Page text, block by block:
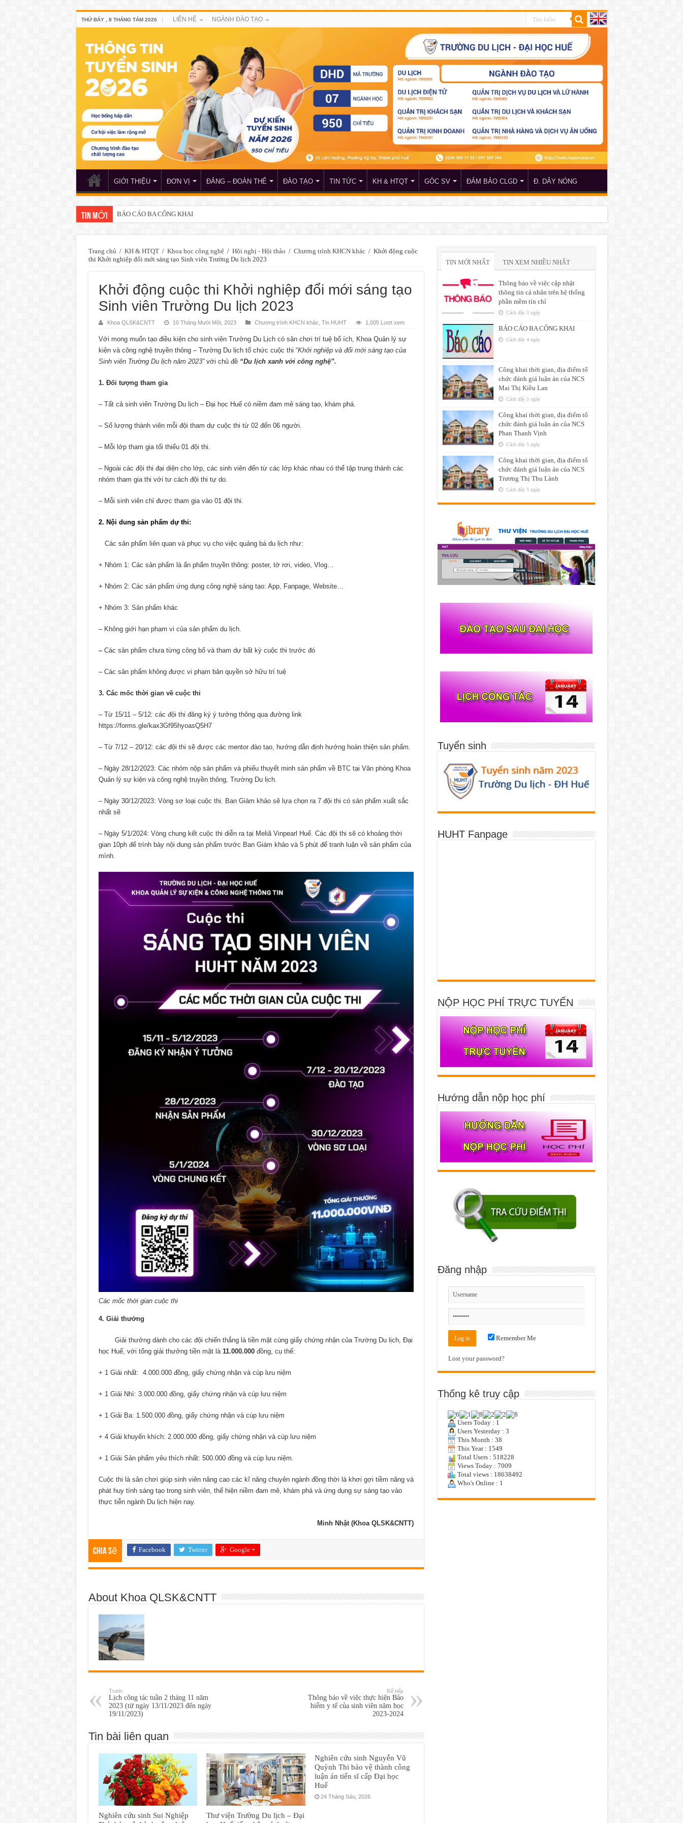
THỨ BẢY , 8 THÁNG TÁM 2026 LIÊN HỆ NGÀNH ĐÀO TẠO
GIỚI THIỆU ĐƠN VỊ ĐẢNG – ĐOÀN THỂ ĐÀO TẠO TIN TỨC KH & HTQT GÓC SV ĐẢM BẢO CLGD Đ. DÂY NÓNG
TIN MỚI Thông báo về việc xét chọn sinh viên đề nghị nhận học bổng của doanh nhân Lê Xuân Hoàng và Hội đồng hương Huế tại TP Hồ Chí Minh
Trang chủ / KH & HTQT / Khoa học công nghệ / Hội nghị - Hội thảo / Chương trình KHCN khác / Khởi động cuộc
thi Khởi nghiệp đổi mới sáng tạo Sinh viên Trường Du lịch 2023
Khởi động cuộc thi Khởi nghiệp đổi mới sáng tạo
Sinh viên Trường Du lịch 2023
Khoa QLSK&CNTT 10 Tháng Mười Một, 2023 Chương trình KHCN khác Tin HUHT 1,005 Lượt xem
Với mong muốn tạo điều kiện cho sinh viên Trường Du Lịch có sân chơi trí tuệ bổ ích, Khoa Quản lý sự
kiện và công nghệ truyền thông – Trường Du lịch tổ chức cuộc thi “Khởi nghiệp và đổi mới sáng tạo của
Sinh viên Trường Du lịch năm 2023”với chủ đề “Du lịch xanh với công nghệ”.
1. Đối tượng tham gia
– Tất cả sinh viên Trường Du lịch – Đại học Huế có niềm đam mê sáng tạo, khám phá.
– Số lượng thành viên mỗi đội tham dự cuộc thi từ 02 đến 06 người.
– Mỗi lớp tham gia tối thiểu 01 đội thi.
– Ngoài các đội thi đại diện cho lớp, các sinh viên đến từ các lớp khác nhau có thể tập trung thành các
nhóm tham gia thi với tư cách đội thi tự do.
– Mỗi sinh viên chỉ được tham gia vào 01 đội thi.
2. Nội dung sản phẩm dự thi:
Các sản phẩm liên quan và phục vụ cho việc quảng bá du lịch như:
+ Nhóm 1: Các sản phẩm là ấn phẩm truyền thông: poster, tờ rơi, video, Vlog…
+ Nhóm 2: Các sản phẩm ứng dụng công nghệ sáng tạo: App, Fanpage, Website…
+ Nhóm 3: Sản phẩm khác
– Không giới hạn phạm vi của sản phẩm du lịch.
– Các sản phẩm chưa từng công bố và tham dự bất kỳ cuộc thi trước đó
– Các sản phẩm không được vi phạm bản quyền sở hữu trí tuệ
3. Các mốc thời gian về cuộc thi
– Từ 15/11 – 5/12: các đội thi đăng ký ý tưởng thông qua đường link
https://forms.gle/kax3Gf95hyoasQ5H7
– Từ 7/12 – 20/12: các đội thi sẽ được các mentor đào tạo, hướng dẫn định hướng hoàn thiện sản phẩm.
– Ngày 28/12/2023: Các nhóm nộp sản phẩm và phiếu thuyết minh sản phẩm về BTC tại Văn phòng Khoa
Quản lý sự kiện và công nghệ truyền thông, Trường Du lịch.
– Ngày 30/12/2023: Vòng sơ loại cuộc thi. Ban Giám khảo sẽ lựa chọn ra 7 đội thi có sản phẩm xuất sắc
nhất sẽ
– Ngày 5/1/2024: Vòng chung kết cuộc thi diễn ra tại Meliã Vinpearl Huế. Các đội thi sẽ có khoảng thời
gian 10ph để trình bày nội dung sản phẩm trước Ban Giám khảo và 5 phút để tranh luận về sản phẩm của
mình.
Các mốc thời gian cuộc thi
4. Giải thưởng
Giải thưởng dành cho các đội chiến thắng là tiền mặt cùng giấy chứng nhận của Trường Du lịch, Đại
học Huế, với tổng giải thưởng tiền mặt là 11.000.000đồng, cụ thể:
+ 1 Giải nhất: 4.000.000 đồng, giấy chứng nhận và cúp lưu niệm
+ 1 Giải Nhì: 3.000.000 đồng, giấy chứng nhận và cúp lưu niệm
+ 1 Giải Ba: 1.500.000 đồng, giấy chứng nhận và cúp lưu niệm
+ 4 Giải khuyến khích: 2.000.000 đồng, giấy chứng nhận và cúp lưu niệm
+ 1 Giải Sản phẩm yêu thích nhất: 500.000 đồng và cúp lưu niệm.
Cuộc thi là sân chơi giúp sinh viên nâng cao các kĩ năng chuyên ngành đồng thời là khơi gợi tiềm năng và
phát huy tính sáng tạo trong sinh viên, thể hiện niềm đam mê, khám phá và ứng dụng sự sáng tạo vào
thực tiễn ngành Du lịch hiện nay.
Minh Nhật (Khoa QLSK&CNTT)
Chia sẽ Facebook Twitter Google +
About Khoa QLSK&CNTT
Trước
Lịch công tác tuần 2 tháng 11 năm
2023 (từ ngày 13/11/2023 đến ngày
19/11/2023)
Kế tiếp
Thông báo về việc thực hiện Bảo
hiểm y tế của sinh viên năm học
2023-2024
Tin bài liên quan
Nghiên cứu sinh Sui Nghiệp
Thư viện Trường Du lịch – Đại
Nghiên cứu sinh Nguyễn Vũ
Quỳnh Thi bảo vệ thành công
luận án tiến sĩ cấp Đại học
Huế
24 Tháng Sáu, 2026
TIN MỚI NHẤT TIN XEM NHIỀU NHẤT
Thông báo về việc cập nhật
thông tin cá nhân trên hệ thống
phần mềm tín chỉ
Cách đây 3 ngày
BÁO CÁO BA CÔNG KHAI
Cách đây 4 ngày
Công khai thời gian, địa điểm tổ
chức đánh giá luận án của NCS
Mai Thị Kiều Lan
Cách đây 5 ngày
Công khai thời gian, địa điểm tổ
chức đánh giá luận án của NCS
Phan Thanh Vịnh
Cách đây 5 ngày
Công khai thời gian, địa điểm tổ
chức đánh giá luận án của NCS
Trương Thị Thu Lành
Cách đây 5 ngày
Tuyển sinh
HUHT Fanpage
NỘP HỌC PHÍ TRỰC TUYẾN
Hướng dẫn nộp học phí
Đăng nhập
Remember Me
Lost your password?
Thống kê truy cập
Users Today : 1
Users Yesterday : 3
This Month : 38
This Year : 1549
Total Users : 518228
Views Today : 7009
Total views : 18638492
Who's Online : 1